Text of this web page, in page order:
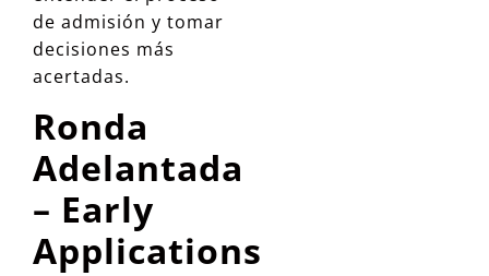
de admisión y tomar
decisiones más
acertadas.
Ronda
Adelantada
– Early
Applications